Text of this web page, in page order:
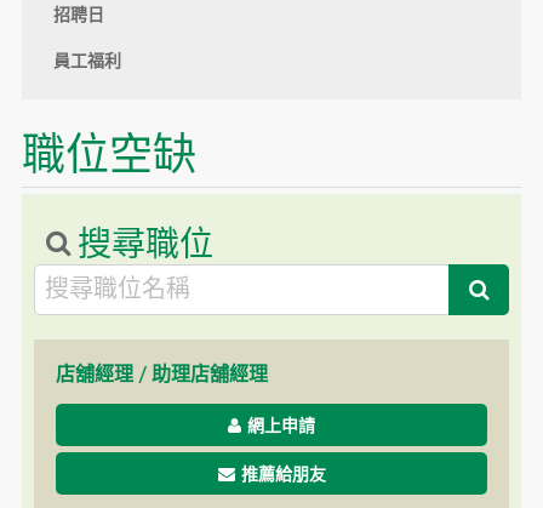
招聘日
員工福利
職位空缺
搜尋職位
店舖經理 / 助理店舖經理
網上申請
推薦給朋友